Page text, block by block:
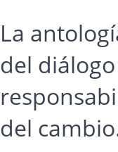
La
del
del